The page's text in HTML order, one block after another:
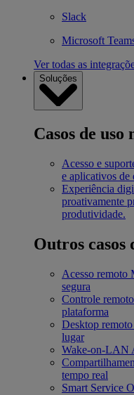
Slack
Microsoft
Ver todas as
Soluções
Casos de uso
Acesso e
e aplicativos de
Experiência
proativamente
produtividade.
Outros casos
Acesso remoto
segura
Controle remoto
plataforma
Desktop remoto
lugar
Wake-on-LAN
tempo real
Smart Service